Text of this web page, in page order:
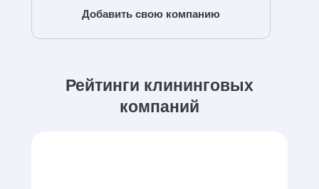
Добавить свою компанию
Рейтинги клининговых
компаний